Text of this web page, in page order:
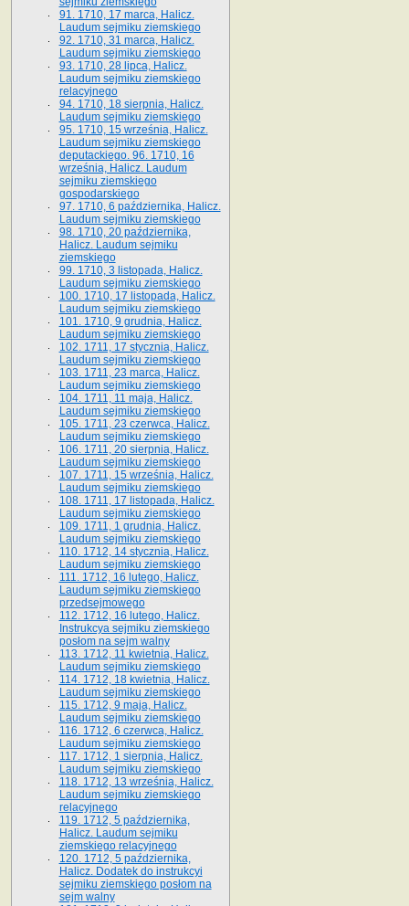
91. 1710, 17 marca, Halicz.
Laudum sejmiku ziemskiego
92. 1710, 31 marca, Halicz.
Laudum sejmiku ziemskiego
93. 1710, 28 lipca, Halicz.
Laudum sejmiku ziemskiego
relacyjnego
94. 1710, 18 sierpnia, Halicz.
Laudum sejmiku ziemskiego
95. 1710, 15 września, Halicz.
Laudum sejmiku ziemskiego
deputackiego. 96. 1710, 16
września, Halicz. Laudum
sejmiku ziemskiego
gospodarskiego
97. 1710, 6 października, Halicz.
Laudum sejmiku ziemskiego
98. 1710, 20 października,
Halicz. Laudum sejmiku
ziemskiego
99. 1710, 3 listopada, Halicz.
Laudum sejmiku ziemskiego
100. 1710, 17 listopada, Halicz.
Laudum sejmiku ziemskiego
101. 1710, 9 grudnia, Halicz.
Laudum sejmiku ziemskiego
102. 1711, 17 stycznia, Halicz.
Laudum sejmiku ziemskiego
103. 1711, 23 marca, Halicz.
Laudum sejmiku ziemskiego
104. 1711, 11 maja, Halicz.
Laudum sejmiku ziemskiego
105. 1711, 23 czerwca, Halicz.
Laudum sejmiku ziemskiego
106. 1711, 20 sierpnia, Halicz.
Laudum sejmiku ziemskiego
107. 1711, 15 września, Halicz.
Laudum sejmiku ziemskiego
108. 1711, 17 listopada, Halicz.
Laudum sejmiku ziemskiego
109. 1711, 1 grudnia, Halicz.
Laudum sejmiku ziemskiego
110. 1712, 14 stycznia, Halicz.
Laudum sejmiku ziemskiego
111. 1712, 16 lutego, Halicz.
Laudum sejmiku ziemskiego
przedsejmowego
112. 1712, 16 lutego, Halicz.
Instrukcya sejmiku ziemskiego
posłom na sejm walny
113. 1712, 11 kwietnia, Halicz.
Laudum sejmiku ziemskiego
114. 1712, 18 kwietnia, Halicz.
Laudum sejmiku ziemskiego
115. 1712, 9 maja, Halicz.
Laudum sejmiku ziemskiego
116. 1712, 6 czerwca, Halicz.
Laudum sejmiku ziemskiego
117. 1712, 1 sierpnia, Halicz.
Laudum sejmiku ziemskiego
118. 1712, 13 września, Halicz.
Laudum sejmiku ziemskiego
relacyjnego
119. 1712, 5 października,
Halicz. Laudum sejmiku
ziemskiego relacyjnego
120. 1712, 5 października,
Halicz. Dodatek do instrukcyi
sejmiku ziemskiego posłom na
sejm walny